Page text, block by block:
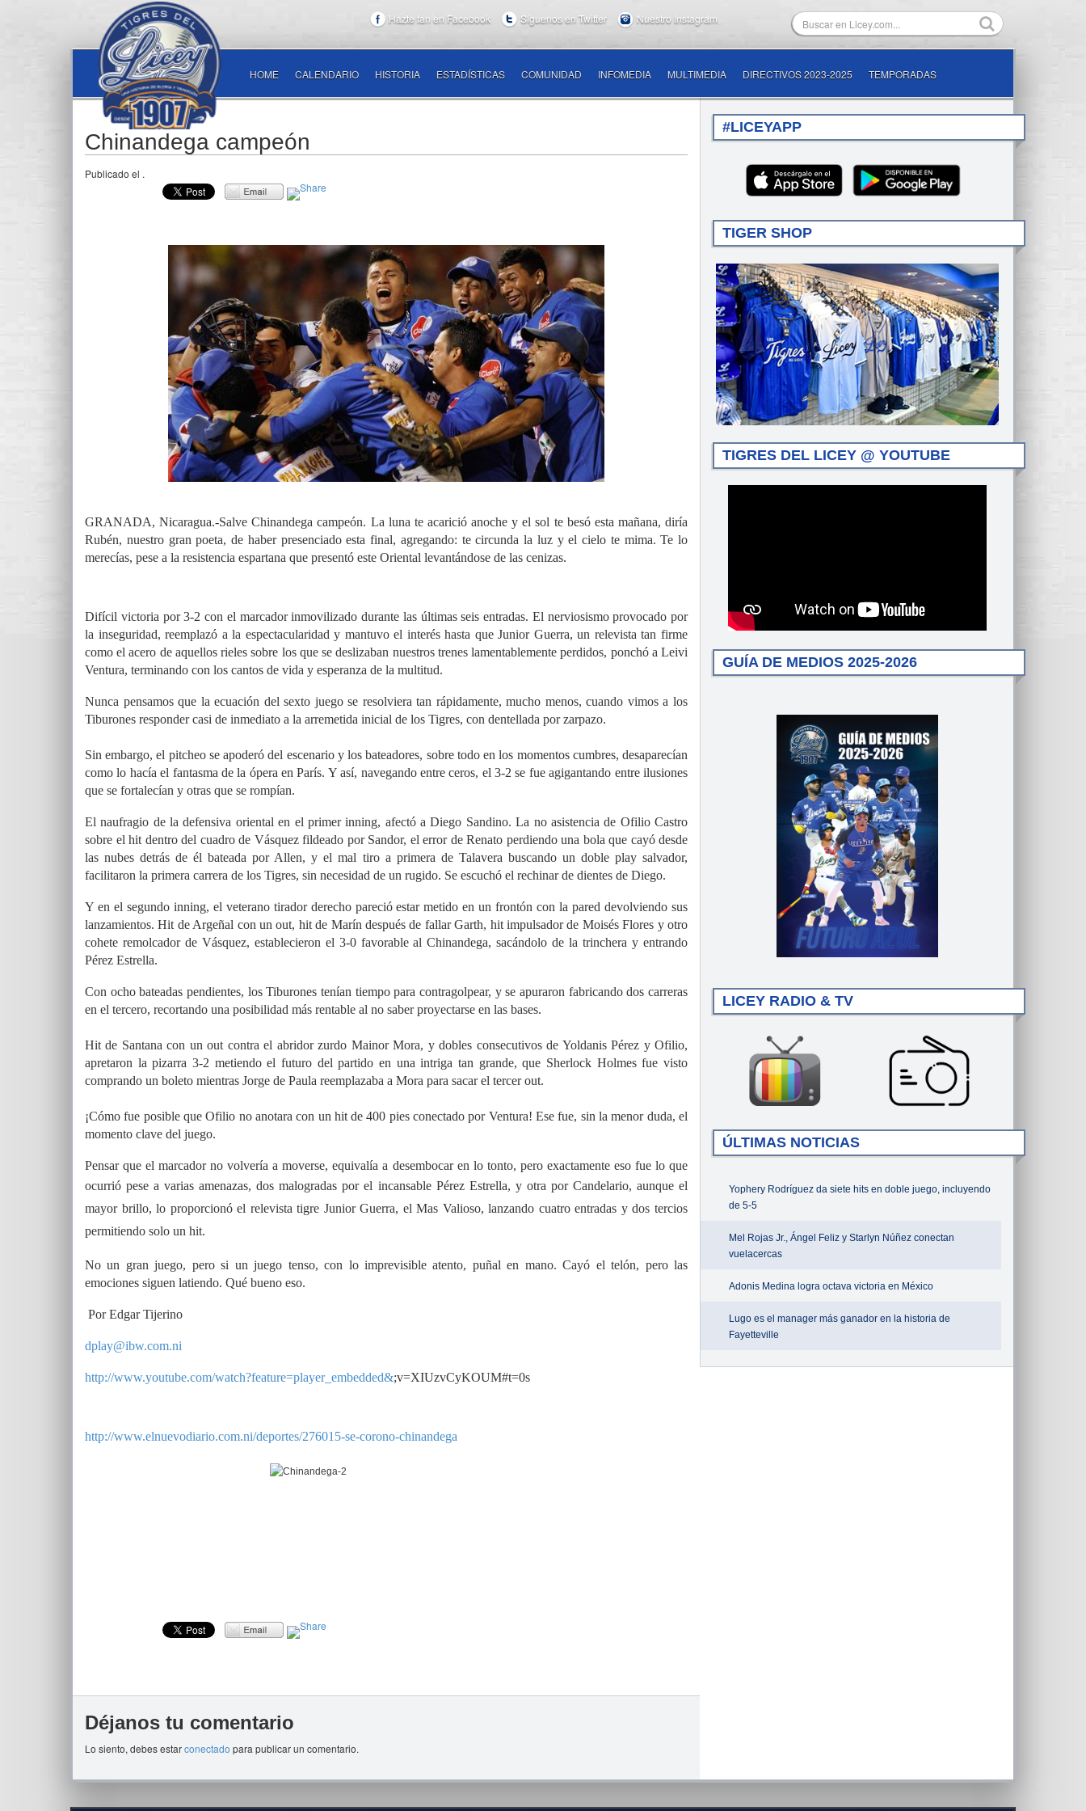
Hazte fan en Facebook Síguenos en Twitter Nuestro Instagram
HOME CALENDARIO HISTORIA ESTADÍSTICAS COMUNIDAD INFOMEDIA MULTIMEDIA DIRECTIVOS 2023-2025 TEMPORADAS
Chinandega campeón
Publicado el .
GRANADA, Nicaragua.-Salve Chinandega campeón. La luna te acarició anoche y el sol te besó esta mañana, diría
Rubén, nuestro gran poeta, de haber presenciado esta final, agregando: te circunda la luz y el cielo te mima. Te lo
merecías, pese a la resistencia espartana que presentó este Oriental levantándose de las cenizas.
Difícil victoria por 3-2 con el marcador inmovilizado durante las últimas seis entradas. El nerviosismo provocado por
la inseguridad, reemplazó a la espectacularidad y mantuvo el interés hasta que Junior Guerra, un relevista tan firme
como el acero de aquellos rieles sobre los que se deslizaban nuestros trenes lamentablemente perdidos, ponchó a Leivi
Ventura, terminando con los cantos de vida y esperanza de la multitud.
Nunca pensamos que la ecuación del sexto juego se resolviera tan rápidamente, mucho menos, cuando vimos a los
Tiburones responder casi de inmediato a la arremetida inicial de los Tigres, con dentellada por zarpazo.
Sin embargo, el pitcheo se apoderó del escenario y los bateadores, sobre todo en los momentos cumbres, desaparecían
como lo hacía el fantasma de la ópera en París. Y así, navegando entre ceros, el 3-2 se fue agigantando entre ilusiones
que se fortalecían y otras que se rompían.
El naufragio de la defensiva oriental en el primer inning, afectó a Diego Sandino. La no asistencia de Ofilio Castro
sobre el hit dentro del cuadro de Vásquez fildeado por Sandor, el error de Renato perdiendo una bola que cayó desde
las nubes detrás de él bateada por Allen, y el mal tiro a primera de Talavera buscando un doble play salvador,
facilitaron la primera carrera de los Tigres, sin necesidad de un rugido. Se escuchó el rechinar de dientes de Diego.
Y en el segundo inning, el veterano tirador derecho pareció estar metido en un frontón con la pared devolviendo sus
lanzamientos. Hit de Argeñal con un out, hit de Marín después de fallar Garth, hit impulsador de Moisés Flores y otro
cohete remolcador de Vásquez, establecieron el 3-0 favorable al Chinandega, sacándolo de la trinchera y entrando
Pérez Estrella.
Con ocho bateadas pendientes, los Tiburones tenían tiempo para contragolpear, y se apuraron fabricando dos carreras
en el tercero, recortando una posibilidad más rentable al no saber proyectarse en las bases.
Hit de Santana con un out contra el abridor zurdo Mainor Mora, y dobles consecutivos de Yoldanis Pérez y Ofilio,
apretaron la pizarra 3-2 metiendo el futuro del partido en una intriga tan grande, que Sherlock Holmes fue visto
comprando un boleto mientras Jorge de Paula reemplazaba a Mora para sacar el tercer out.
¡Cómo fue posible que Ofilio no anotara con un hit de 400 pies conectado por Ventura! Ese fue, sin la menor duda, el
momento clave del juego.
Pensar que el marcador no volvería a moverse, equivalía a desembocar en lo tonto, pero exactamente eso fue lo que
ocurrió pese a varias amenazas, dos malogradas por el incansable Pérez Estrella, y otra por Candelario, aunque el
mayor brillo, lo proporcionó el relevista tigre Junior Guerra, el Mas Valioso, lanzando cuatro entradas y dos tercios
permitiendo solo un hit.
No un gran juego, pero si un juego tenso, con lo imprevisible atento, puñal en mano. Cayó el telón, pero las
emociones siguen latiendo. Qué bueno eso.
Por Edgar Tijerino
dplay@ibw.com.ni
http://www.youtube.com/watch?feature=player_embedded&;v=XIUzvCyKOUM#t=0s
http://www.elnuevodiario.com.ni/deportes/276015-se-corono-chinandega
Déjanos tu comentario
Lo siento, debes estarconectado para publicar un comentario.
#LICEYAPP
TIGER SHOP
TIGRES DEL LICEY @ YOUTUBE
GUÍA DE MEDIOS 2025-2026
LICEY RADIO & TV
ÚLTIMAS NOTICIAS
Yophery Rodríguez da siete hits en doble juego, incluyendo
de 5-5
Mel Rojas Jr., Ángel Feliz y Starlyn Núñez conectan
vuelacercas
Adonis Medina logra octava victoria en México
Lugo es el manager más ganador en la historia de
Fayetteville